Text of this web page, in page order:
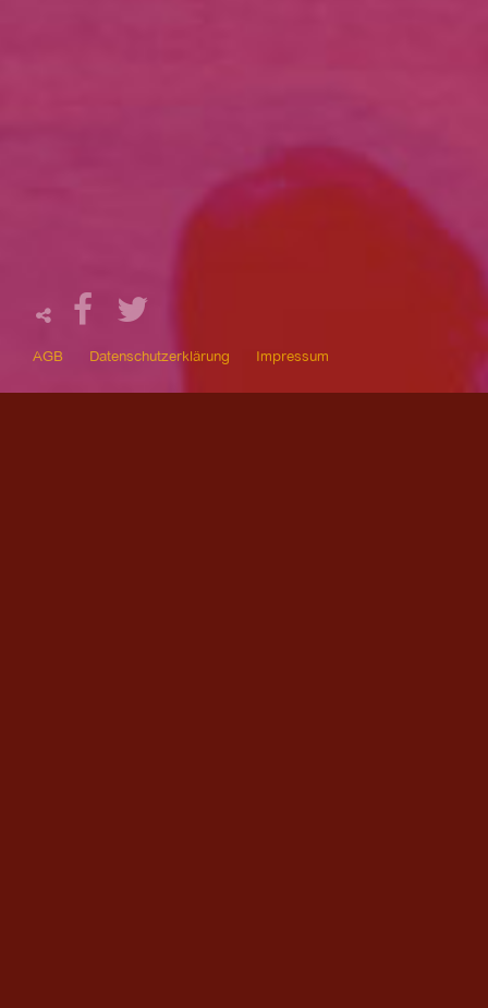
AGB Datenschutzerklärung Impressum